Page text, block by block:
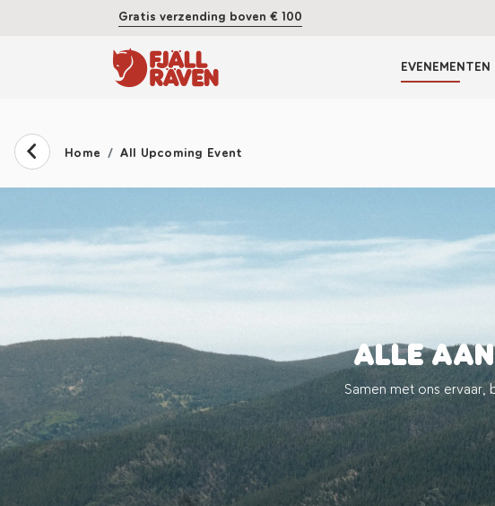
Gratis verzending boven € 100
EVENEMENTEN
Home All Upcoming Event
ALLE
Samen met ons ervaar,